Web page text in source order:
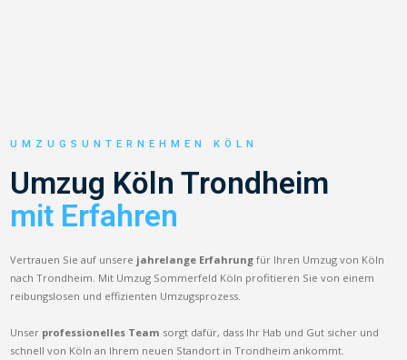
UMZUGSUNTERNEHMEN KÖLN
Umzug Köln Trondheim
mit Erfahren
Vertrauen Sie auf unsere jahrelange Erfahrung für Ihren Umzug von Köln
nach Trondheim. Mit Umzug Sommerfeld Köln profitieren Sie von einem
reibungslosen und effizienten Umzugsprozess.
Unser professionelles Team sorgt dafür, dass Ihr Hab und Gut sicher und
schnell von Köln an Ihrem neuen Standort in Trondheim ankommt.